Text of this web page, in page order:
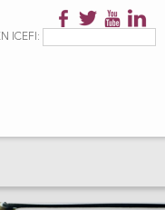
de
ICEFI: